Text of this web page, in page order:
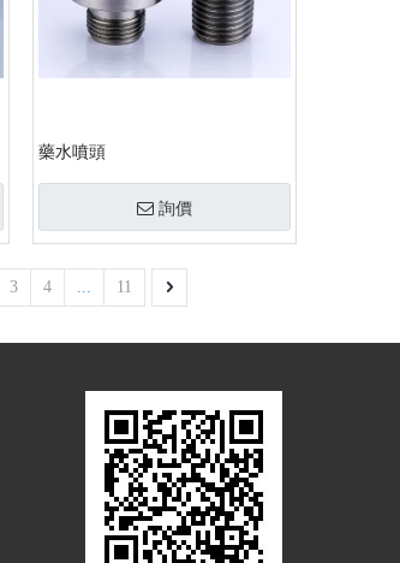
藥水噴頭
詢價
3 4 ... 11